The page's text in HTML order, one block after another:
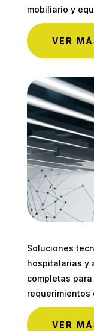
mobiliario y
VER
Soluciones
hospitalarias y
completas
requerimientos
VER